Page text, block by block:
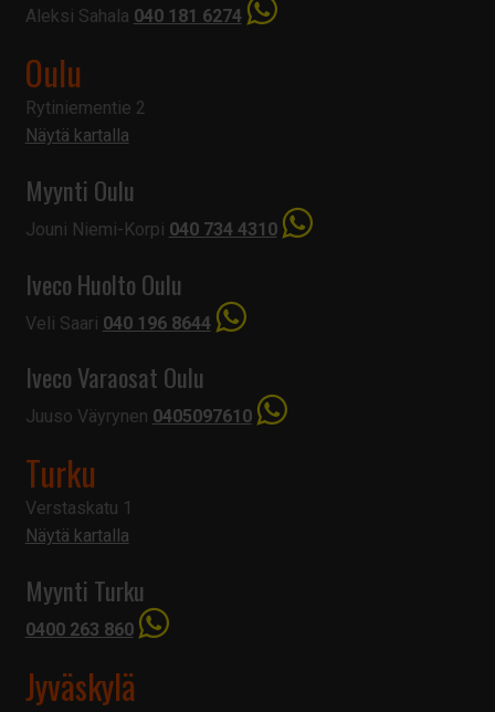
Aleksi Sahala 040 181 6274
Oulu
Rytiniementie 2
Näytä kartalla
Myynti Oulu
Jouni Niemi-Korpi 040 734 4310
Iveco Huolto Oulu
Veli Saari 040 196 8644
Iveco Varaosat Oulu
Juuso Väyrynen 0405097610
Turku
Verstaskatu 1
Näytä kartalla
Myynti Turku
0400 263 860
Jyväskylä